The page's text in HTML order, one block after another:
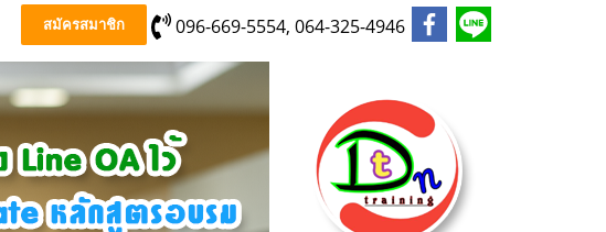
สมัครสมาชิก 096-669-5554, 064-325-4946